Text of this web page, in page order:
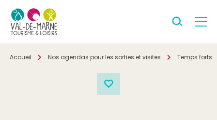
Accueil Nos agendas pour les sorties et visites Temps forts